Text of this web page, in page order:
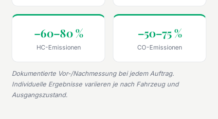
–60–80 %
HC-Emissionen
–50–75 %
CO-Emissionen
Dokumentierte Vor-/Nachmessung bei jedem Auftrag.
Individuelle Ergebnisse variieren je nach Fahrzeug und
Ausgangszustand.